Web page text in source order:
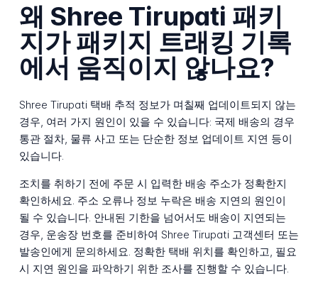
왜 Shree Tirupati 패키
지가 패키지 트래킹 기록
에서 움직이지 않나요?
Shree Tirupati 택배 추적 정보가 며칠째 업데이트되지 않는
경우, 여러 가지 원인이 있을 수 있습니다: 국제 배송의 경우
통관 절차, 물류 사고 또는 단순한 정보 업데이트 지연 등이
있습니다.
조치를 취하기 전에 주문 시 입력한 배송 주소가 정확한지
확인하세요. 주소 오류나 정보 누락은 배송 지연의 원인이
될 수 있습니다. 안내된 기한을 넘어서도 배송이 지연되는
경우, 운송장 번호를 준비하여 Shree Tirupati 고객센터 또는
발송인에게 문의하세요. 정확한 택배 위치를 확인하고, 필요
시 지연 원인을 파악하기 위한 조사를 진행할 수 있습니다.